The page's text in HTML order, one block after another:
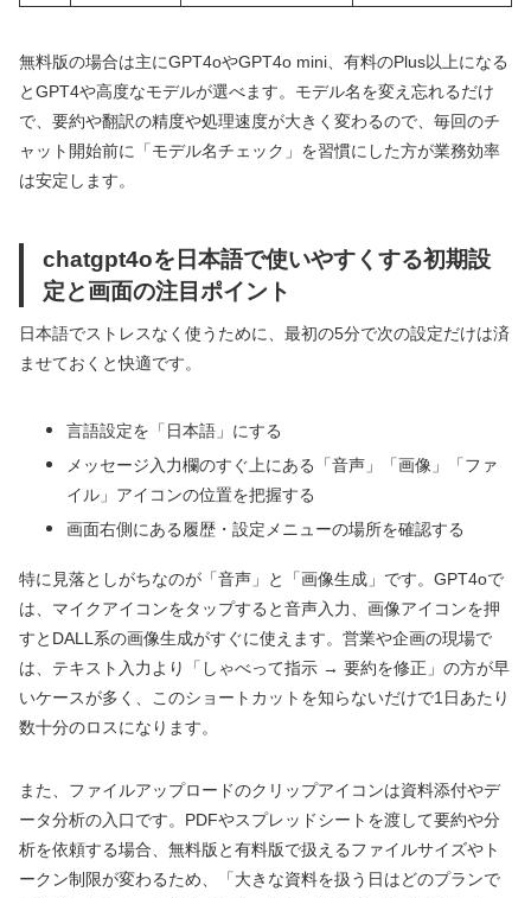
無料版の場合は主にGPT4oやGPT4o mini、有料のPlus以上になる
とGPT4や高度なモデルが選べます。モデル名を変え忘れるだけ
で、要約や翻訳の精度や処理速度が大きく変わるので、毎回のチ
ャット開始前に「モデル名チェック」を習慣にした方が業務効率
は安定します。
chatgpt4oを日本語で使いやすくする初期設
定と画面の注目ポイント
日本語でストレスなく使うために、最初の5分で次の設定だけは済
ませておくと快適です。
言語設定を「日本語」にする
メッセージ入力欄のすぐ上にある「音声」「画像」「ファ
イル」アイコンの位置を把握する
画面右側にある履歴・設定メニューの場所を確認する
特に見落としがちなのが「音声」と「画像生成」です。GPT4oで
は、マイクアイコンをタップすると音声入力、画像アイコンを押
すとDALL系の画像生成がすぐに使えます。営業や企画の現場で
は、テキスト入力より「しゃべって指示 → 要約を修正」の方が早
いケースが多く、このショートカットを知らないだけで1日あたり
数十分のロスになります。
また、ファイルアップロードのクリップアイコンは資料添付やデ
ータ分析の入口です。PDFやスプレッドシートを渡して要約や分
析を依頼する場合、無料版と有料版で扱えるファイルサイズやト
ークン制限が変わるため、「大きな資料を扱う日はどのプランで